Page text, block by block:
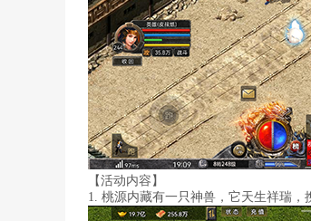
【活动内容】
1. 桃源内藏有一只神兽，它天生祥瑞